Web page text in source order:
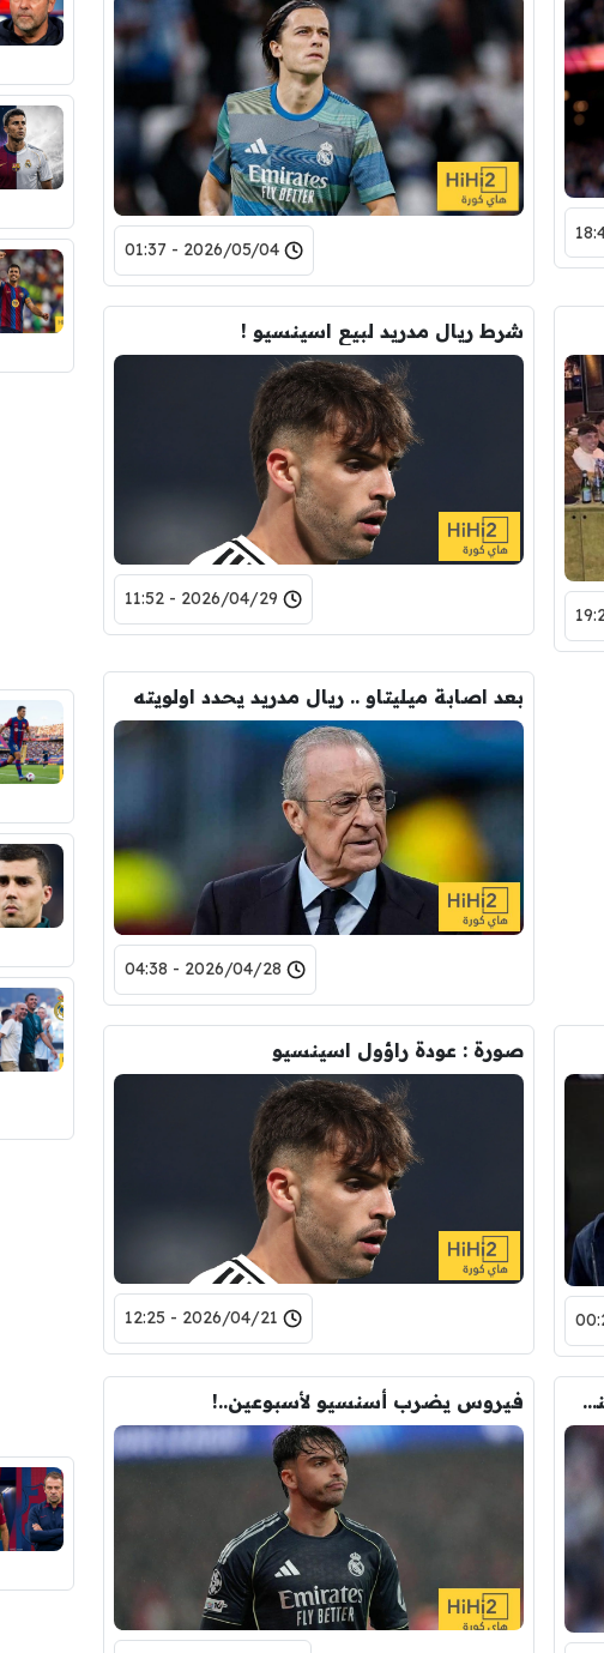
2026/05/04 - 01:37
شرط ريال مدريد لبيع اسينسيو !
2026/04/29 - 11:52
بعد اصابة ميليتاو .. ريال مدريد يحدد اولويته
2026/04/28 - 04:38
صورة : عودة راؤول اسينسيو
2026/04/21 - 12:25
بيان طبي من ريال مدريد بشأن اصابة اسينسيو فيروس يضرب أسنسيو لأسبوعين..!